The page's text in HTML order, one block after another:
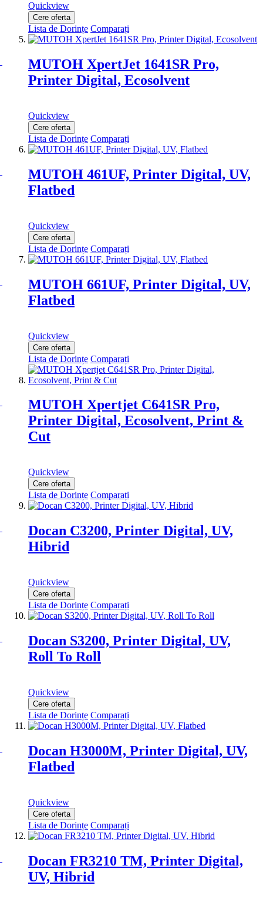
Quickview
Cere oferta
Lista de Dorințe Comparați
MUTOH XpertJet 1641SR Pro,
Printer Digital, Ecosolvent
Quickview
Cere oferta
Lista de Dorințe Comparați
MUTOH 461UF, Printer Digital, UV,
Flatbed
Quickview
Cere oferta
Lista de Dorințe Comparați
MUTOH 661UF, Printer Digital, UV,
Flatbed
Quickview
Cere oferta
Lista de Dorințe Comparați
MUTOH Xpertjet C641SR Pro,
Printer Digital, Ecosolvent, Print &
Cut
Quickview
Cere oferta
Lista de Dorințe Comparați
Docan C3200, Printer Digital, UV,
Hibrid
Quickview
Cere oferta
Lista de Dorințe Comparați
Docan S3200, Printer Digital, UV,
Roll To Roll
Quickview
Cere oferta
Lista de Dorințe Comparați
Docan H3000M, Printer Digital, UV,
Flatbed
Quickview
Cere oferta
Lista de Dorințe Comparați
Docan FR3210 TM, Printer Digital,
UV, Hibrid